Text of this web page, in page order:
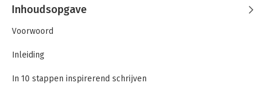
Inhoudsopgave
Voorwoord
Inleiding
In 10 stappen inspirerend schrijven